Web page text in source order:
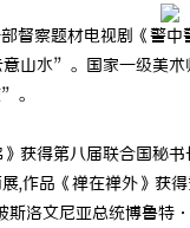
督察题材电视剧《警
山水”。国家一级美
。
获得第八届联合国秘
,作品《禅在禅外》获
斯洛文尼亚总统博鲁特